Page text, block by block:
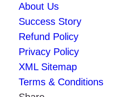
About Us
Success Story
Refund Policy
Privacy Policy
XML Sitemap
Terms & Conditions